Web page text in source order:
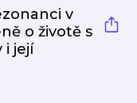
v
o životě s
i její